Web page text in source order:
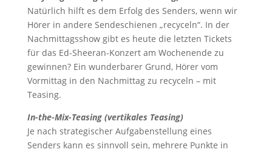
Natürlich hilft es dem Erfolg des Senders, wenn wir
Hörer in andere Sendeschienen „recyceln“. In der
Nachmittagsshow gibt es heute die letzten Tickets
für das Ed-Sheeran-Konzert am Wochenende zu
gewinnen? Ein wunderbarer Grund, Hörer vom
Vormittag in den Nachmittag zu recyceln – mit
Teasing.
In-the-Mix-Teasing (vertikales Teasing)
Je nach strategischer Aufgabenstellung eines
Senders kann es sinnvoll sein, mehrere Punkte in